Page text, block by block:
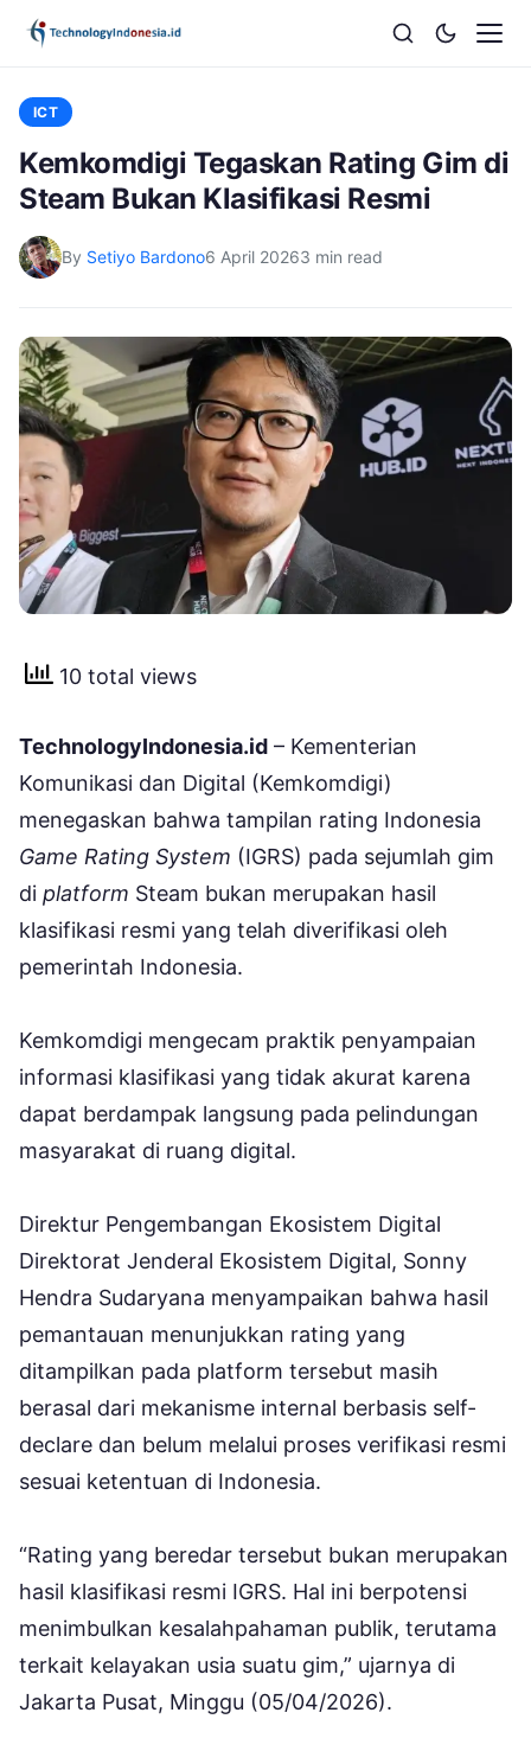
ICT
Kemkomdigi Tegaskan Rating Gim di
Steam Bukan Klasifikasi Resmi
By Setiyo Bardono6 April 20263 min read
10 total views
TechnologyIndonesia.id – Kementerian
Komunikasi dan Digital (Kemkomdigi)
menegaskan bahwa tampilan rating Indonesia
Game Rating System (IGRS) pada sejumlah gim
di platform Steam bukan merupakan hasil
klasifikasi resmi yang telah diverifikasi oleh
pemerintah Indonesia.
Kemkomdigi mengecam praktik penyampaian
informasi klasifikasi yang tidak akurat karena
dapat berdampak langsung pada pelindungan
masyarakat di ruang digital.
Direktur Pengembangan Ekosistem Digital
Direktorat Jenderal Ekosistem Digital, Sonny
Hendra Sudaryana menyampaikan bahwa hasil
pemantauan menunjukkan rating yang
ditampilkan pada platform tersebut masih
berasal dari mekanisme internal berbasis self-
declare dan belum melalui proses verifikasi resmi
sesuai ketentuan di Indonesia.
“Rating yang beredar tersebut bukan merupakan
hasil klasifikasi resmi IGRS. Hal ini berpotensi
menimbulkan kesalahpahaman publik, terutama
terkait kelayakan usia suatu gim,” ujarnya di
Jakarta Pusat, Minggu (05/04/2026).